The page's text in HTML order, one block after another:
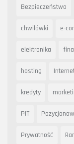
Bezpieczeństwo
chwilówki e-
elektronika
hosting
kredyty
PIT
Prywatność